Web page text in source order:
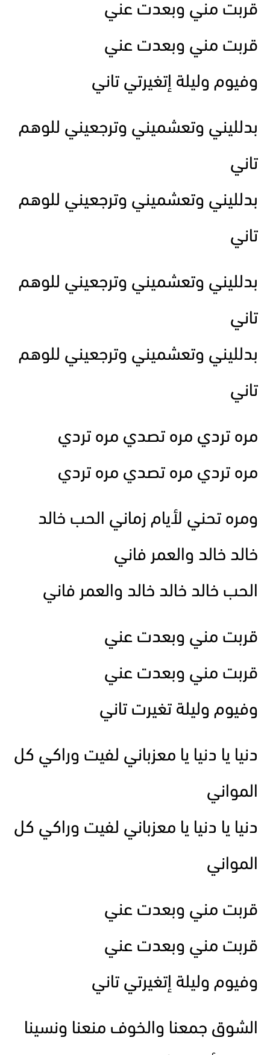
قربت مني وبعدت عني
قربت مني وبعدت عني
وفيوم وليلة إتغيرتي تاني
بدلليني وتعشميني وترجعيني للوهم
تاني
بدلليني وتعشميني وترجعيني للوهم
تاني
بدلليني وتعشميني وترجعيني للوهم
تاني
بدلليني وتعشميني وترجعيني للوهم
تاني
مره تردي مره تصدي مره تردي
مره تردي مره تصدي مره تردي
ومره تحني لأيام زماني الحب خالد
خالد خالد والعمر فاني
الحب خالد خالد خالد والعمر فاني
قربت مني وبعدت عني
قربت مني وبعدت عني
وفيوم وليلة تغيرت تاني
دنيا يا دنيا يا معزباني لفيت وراكي كل
المواني
دنيا يا دنيا يا معزباني لفيت وراكي كل
المواني
قربت مني وبعدت عني
قربت مني وبعدت عني
وفيوم وليلة إتغيرتي تاني
الشوق جمعنا والخوف منعنا ونسينا